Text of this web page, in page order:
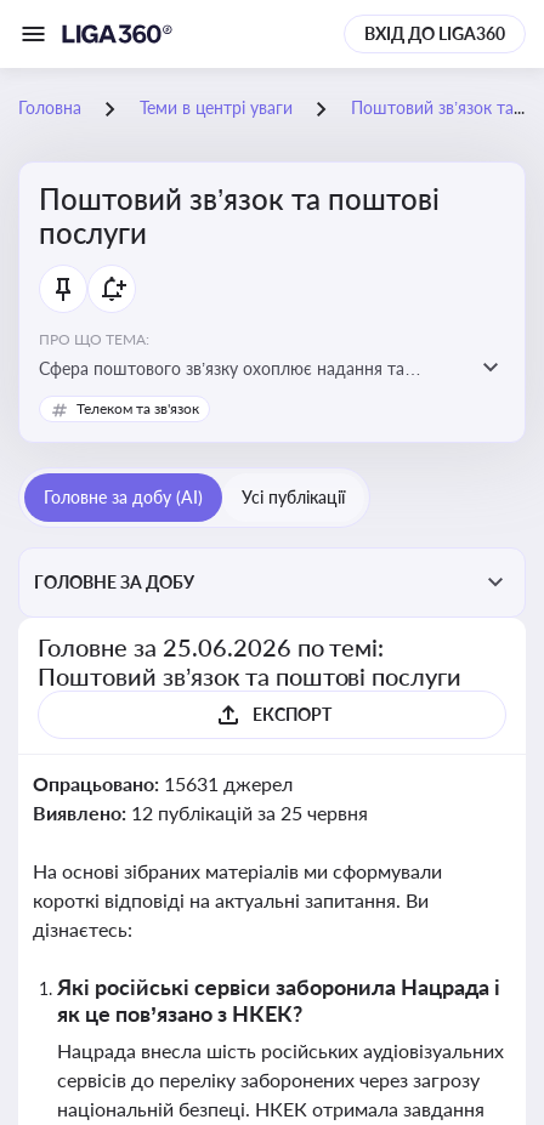
ВХІД ДО LIGA360
Головна Теми в центрі уваги Поштовий зв’язок та поштові послуги
Поштовий зв’язок та поштові
послуги
ПРО ЩО ТЕМА:
Сфера поштового зв’язку охоплює надання та
контроль послуг поштового обслуговування, що
регулюється спеціальним законодавством. Для
ліцензійних умов, участі в державних реєстрах і
забезпечення прав споживачів.
Телеком та зв'язок
Головне за добу (AI) Усі публікації
ГОЛОВНЕ ЗА ДОБУ
Головне за 25.06.2026 по темі:
Поштовий зв’язок та поштові послуги
ЕКСПОРТ
Опрацьовано: 15631 джерел
Виявлено: 12 публікацій за 25 червня
На основі зібраних матеріалів ми сформували
короткі відповіді на актуальні запитання. Ви
дізнаєтесь:
Які російські сервіси заборонила Нацрада і
як це пов’язано з НКЕК?
Нацрада внесла шість російських аудіовізуальних
сервісів до переліку заборонених через загрозу
національній безпеці. НКЕК отримала завдання